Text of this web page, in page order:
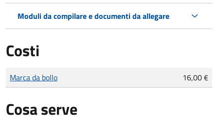
Moduli da compilare e documenti da allegare
Costi
Tipo di pagamento
Importo
Marca da bollo 16,00 €
Cosa serve